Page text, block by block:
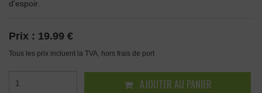
d'espoir.
Prix : 19.99 €
Tous les prix incluent la TVA, hors frais de port
AJOUTER AU PANIER